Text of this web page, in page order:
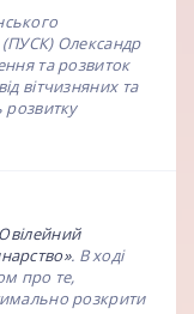
(ПУСК) Олександр
та розвиток
вітчизняних та
розвитку
. В ході
про те,
розкрити